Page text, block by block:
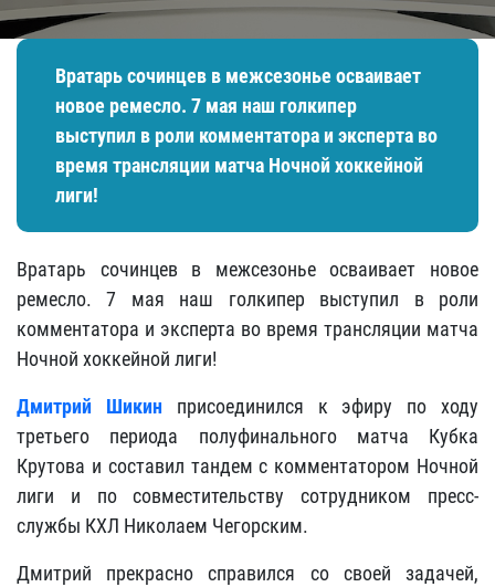
Вратарь сочинцев в межсезонье осваивает
новое ремесло. 7 мая наш голкипер
выступил в роли комментатора и эксперта во
время трансляции матча Ночной хоккейной
лиги!
Вратарь сочинцев в межсезонье осваивает новое
ремесло. 7 мая наш голкипер выступил в роли
комментатора и эксперта во время трансляции матча
Ночной хоккейной лиги!
Дмитрий Шикин присоединился к эфиру по ходу
третьего периода полуфинального матча Кубка
Крутова и составил тандем с комментатором Ночной
лиги и по совместительству сотрудником пресс-
службы КХЛ Николаем Чегорским.
Дмитрий прекрасно справился со своей задачей,